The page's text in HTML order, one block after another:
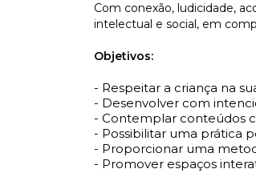
Com conexão, ludicidade,
intelectual e social, em
Objetivos:
- Respeitar a criança na
- Desenvolver com
- Contemplar conteúdos
- Possibilitar uma prática
- Proporcionar uma
- Promover espaços